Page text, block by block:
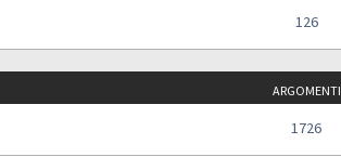
126
ARGOMENTI
1726